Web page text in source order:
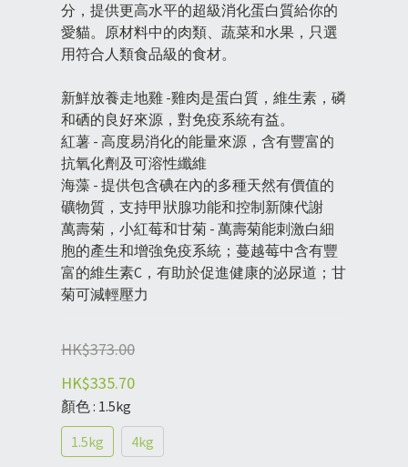
分，提供更高水平的超級消化蛋白質給你的
愛貓。原材料中的肉類、蔬菜和水果，只選
用符合人類食品級的食材。
新鮮放養走地雞 -雞肉是蛋白質，維生素，磷
和硒的良好來源，對免疫系統有益。
紅薯 - 高度易消化的能量來源，含有豐富的
抗氧化劑及可溶性纖維
海藻 - 提供包含碘在內的多種天然有價值的
礦物質，支持甲狀腺功能和控制新陳代謝
萬壽菊，小紅莓和甘菊 - 萬壽菊能刺激白細
胞的產生和增強免疫系統；蔓越莓中含有豐
富的維生素C，有助於促進健康的泌尿道；甘
菊可減輕壓力
HK$373.00
HK$335.70
顏色: 1.5kg
1.5kg
4kg